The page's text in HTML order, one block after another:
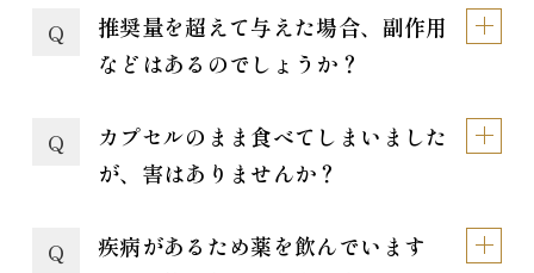
Q
推奨量を超えて与えた場合、副作用
などはあるのでしょうか？
Q
カプセルのまま食べてしまいました
が、害はありませんか？
Q
疾病があるため薬を飲んでいます